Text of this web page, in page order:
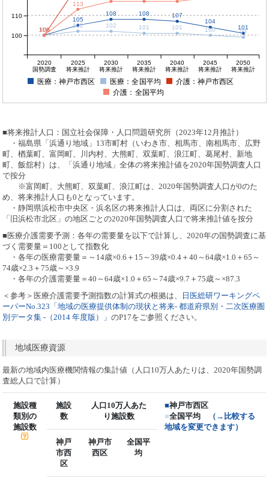
100
105
108 108
107
104
101
100
102 102 101 101 100 99
100
100
113
2020
国勢調査
2025
将来推計
2030
将来推計
2035
将来推計
2040
将来推計
2045
将来推計
2050
将来推計
100
110
医療：神戸市西区 医療：全国平均
介護：神戸市西区
介護：全国平均
■将来推計人口：国立社会保障・人口問題研究所（2023年12月推計）
・福島県「浜通り地域」13市町村（いわき市、相馬市、南相馬市、広野
町、楢葉町、富岡町、川内村、大熊町、双葉町、浪江町、葛尾村、新地
町、飯舘村）は、「浜通り地域」全体の将来推計値を2020年国勢調査人口
で按分
※富岡町、大熊町、双葉町、浪江町は、2020年国勢調査人口が0のた
め、将来推計人口も0となっています。
・静岡県浜松市中央区・浜名区の将来推計人口は、両区に分割された
「旧浜松市北区」の地区ごとの2020年国勢調査人口で将来推計値を按分
■医療介護需要予測：各年の需要量を以下で計算し、2020年の国勢調査に基
づく需要量＝100として指数化
・各年の医療需要量＝～14歳×0.6＋15～39歳×0.4＋40～64歳×1.0＋65～
74歳×2.3＋75歳～×3.9
・各年の介護需要量＝40～64歳×1.0＋65～74歳×9.7＋75歳～×87.3
＜参考＞医療介護需要予測指数の計算式の根拠は、
日医総研ワーキングペ
ーパーNo.323「地域の医療提供体制の現状と将来- 都道府県別・二次医療圏
別データ集 -（2014 年度版）」のP17をご参照ください。
地域医療資源
最新の地域内医療機関情報の集計値（人口10万人あたりは、2020年国勢調
査総人口で計算）
施設種
類別の
施設数
施設
数
人口10万人あた
り施設数
■神戸市西区
■全国平均
（→比較する
地域を変更できます）
神戸
市西
区
神戸市
西区
全国平
均